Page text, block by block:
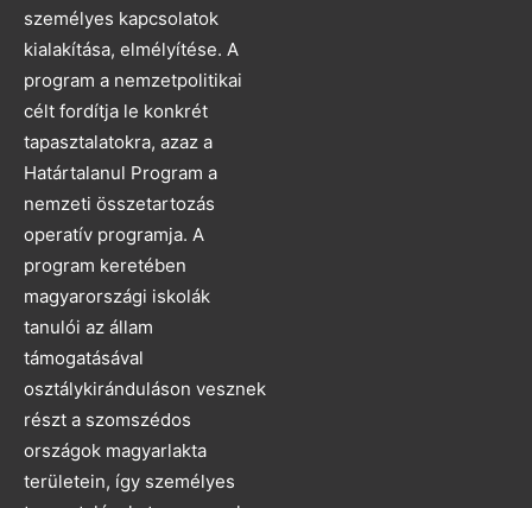
személyes kapcsolatok
kialakítása, elmélyítése. A
program a nemzetpolitikai
célt fordítja le konkrét
tapasztalatokra, azaz a
Határtalanul Program a
nemzeti összetartozás
operatív programja. A
program keretében
magyarországi iskolák
tanulói az állam
támogatásával
osztálykiránduláson vesznek
részt a szomszédos
országok magyarlakta
területein, így személyes